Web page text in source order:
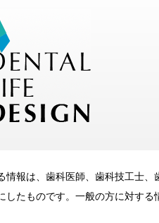
情報は、歯科医師、歯科技工士、
したものです。一般の方に対する
ンをもっと便利にご利用い
ンでお届け